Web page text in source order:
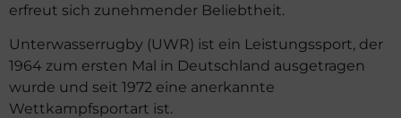
erfreut sich zunehmender Beliebtheit.
Unterwasserrugby (UWR) ist ein Leistungssport, der
1964 zum ersten Mal in Deutschland ausgetragen
wurde und seit 1972 eine anerkannte
Wettkampfsportart ist.